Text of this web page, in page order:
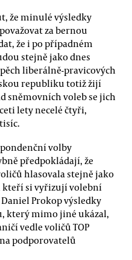
že minulé výsledky
za bernou
že i po případném
stejně jako dnes
liberálně-pravicových
republiku totiž žijí
sněmovních voleb se jich
lety necelé čtyři,
volby
předpokládají, že
hlasovala stejně jako
kteří si vyřizují volební
Prokop výsledky
který mimo jiné ukázal,
vedle voličů TOP
podporovatelů